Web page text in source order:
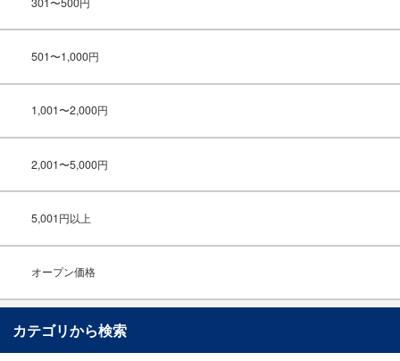
501〜1,000円
1,001〜2,000円
2,001〜5,000円
5,001円以上
オープン価格
カテゴリから検索